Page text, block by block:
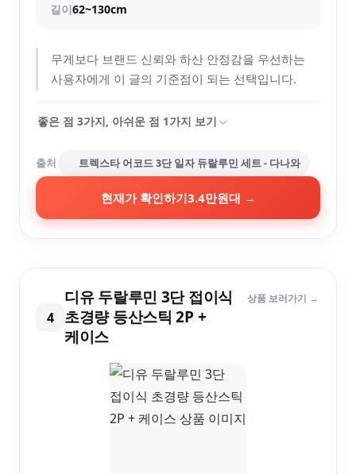
길이62~130cm
무게보다 브랜드 신뢰와 하산 안정감을 우선하는
사용자에게 이 글의 기준점이 되는 선택입니다.
좋은 점 3가지, 아쉬운 점 1가지 보기
출처 트렉스타 어코드 3단 일자 듀랄루민 세트 - 다나와
현재가 확인하기3.4만원대 →
4
디유 두랄루민 3단 접이식
초경량 등산스틱 2P +
케이스
상품 보러가기 →